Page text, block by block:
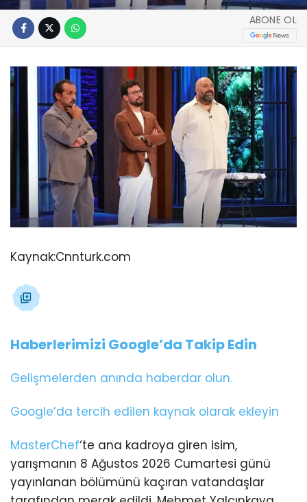
ABONE OL
Kaynak:Cnnturk.com
Haberlerimizi Google’da Takip Edin
Gelişmelerden anında haberdar olun.
Google’da tercih edilen kaynak olarak ekleyin
MasterChef‘te ana kadroya giren isim,
yarışmanın 8 Ağustos 2026 Cumartesi günü
yayınlanan bölümünü kaçıran vatandaşlar